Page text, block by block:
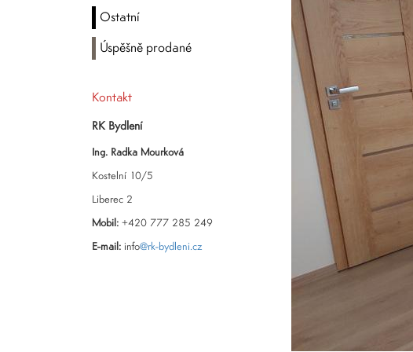
Ostatní
Úspěšně prodané
Kontakt
RK Bydlení
Ing. Radka Mourková
Kostelní 10/5
Liberec 2
Mobil: +420 777 285 249
E-mail: info@rk-bydleni.cz